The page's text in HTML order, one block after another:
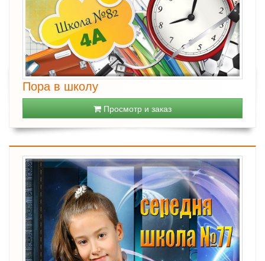
Пора в школу
Просмотр и заказ